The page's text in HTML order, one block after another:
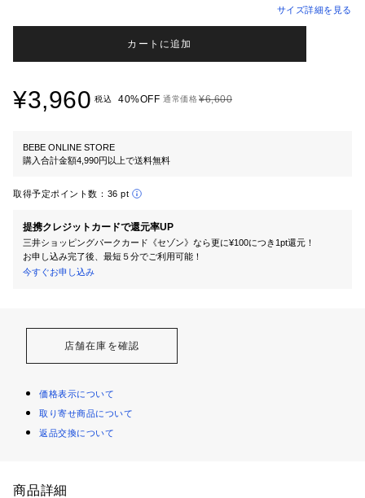
サイズ詳細を見る
カートに追加
¥3,960 税込 40%OFF 通常価格¥6,600
BEBE ONLINE STORE
購入合計金額4,990円以上で送料無料
取得予定ポイント数： 36 pt
提携クレジットカードで還元率UP
三井ショッピングパークカード《セゾン》なら更に¥100につき1pt還元！
お申し込み完了後、最短５分でご利用可能！
今すぐお申し込み
店舗在庫を確認
価格表示について
取り寄せ商品について
返品交換について
商品詳細